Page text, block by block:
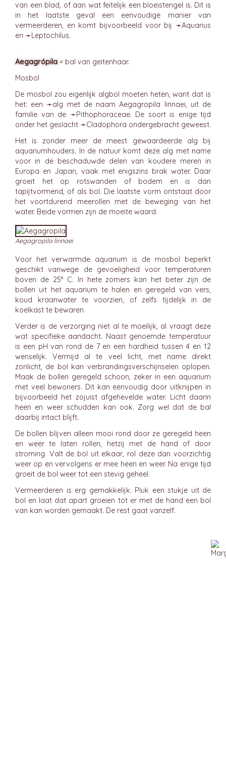
van een blad, of aan wat feitelijk een bloeistengel is. Dit is
in het laatste geval een eenvoudige manier van
vermeerderen, en komt bijvoorbeeld voor bij ➛Aquarius
en ➛Leptochilus.
Aegagrópila = bal van geitenhaar.
Mosbol
De mosbol zou eigenlijk algbol moeten heten, want dat is
het: een ➛alg met de naam Aegagropila linnaei, uit de
familie van de ➛Pithophoraceae. De soort is enige tijd
onder het geslacht ➛Cladophora ondergebracht geweest.
Het is zonder meer de meest gewaardeerde alg bij
aquariumhouders. In de natuur komt deze alg met name
voor in de beschaduwde delen van koudere meren in
Europa en Japan, vaak met enigszins brak water. Daar
groeit het op rotswanden of bodem en is dan
tapijtvormend, of als bol. Die laatste vorm ontstaat door
het voortdurend meerollen met de beweging van het
water. Beide vormen zijn de moeite waard.
Aegagropila linnaei
Voor het verwarmde aquarium is de mosbol beperkt
geschikt vanwege de gevoeligheid voor temperaturen
boven de 25° C. In hete zomers kan het beter zijn de
bollen uit het aquarium te halen en geregeld van vers,
koud kraanwater te voorzien, of zelfs tijdelijk in de
koelkast te bewaren.
Verder is de verzorging niet al te moeilijk, al vraagt deze
wat specifieke aandacht. Naast genoemde temperatuur
is een pH van rond de 7 en een hardheid tussen 4 en 12
wenselijk. Vermijd al te veel licht, met name direkt
zonlicht, de bol kan verbrandingsverschijnselen oplopen.
Maak de bollen geregeld schoon, zeker in een aquarium
met veel bewoners. Dit kan eenvoudig door uitknijpen in
bijvoorbeeld het zojuist afgehevelde water. Licht daarin
heen en weer schudden kan ook. Zorg wel dat de bal
daarbij intact blijft.
De bollen blijven alleen mooi rond door ze geregeld heen
en weer te laten rollen, hetzij met de hand of door
stroming. Valt de bol uit elkaar, rol deze dan voorzichtig
weer op en vervolgens er mee heen en weer. Na enige tijd
groeit de bol weer tot een stevig geheel.
Vermeerderen is erg gemakkelijk. Pluk een stukje uit de
bol en laat dat apart groeien tot er met de hand een bol
van kan worden gemaakt. De rest gaat vanzelf.